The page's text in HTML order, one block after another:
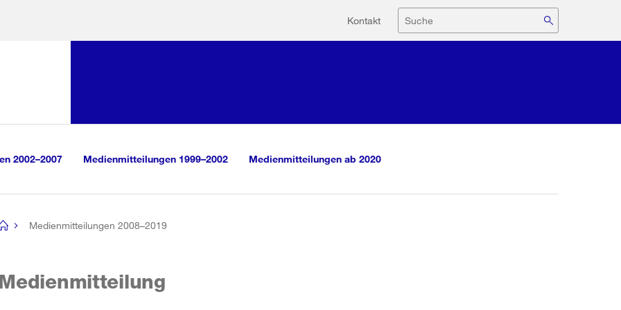
Hilfsnavigation
Kontakt Suche
2002–2007 Medienmitteilungen 1999–2002 Medienmitteilungen ab 2020
Medienmitteilungen 2008–2019